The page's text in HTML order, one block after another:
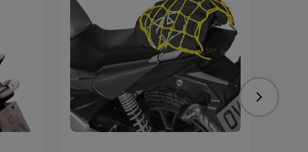
Folgend